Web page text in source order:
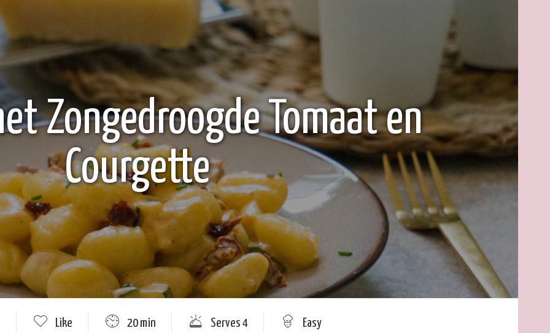
Zongedroogde Tomaat en
Courgette
Like 20 min Serves 4 Easy